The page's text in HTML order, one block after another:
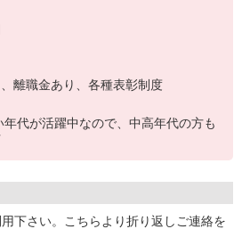
離職金あり、各種表彰制度
代が活躍中なので、中高年代の方も
用下さい。こちらより折り返しご連絡を